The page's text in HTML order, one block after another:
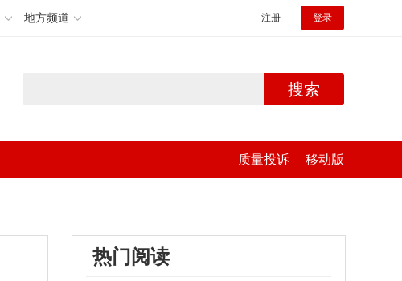
地方频道 注册 登录
搜索
质量投诉 移动版
热门阅读